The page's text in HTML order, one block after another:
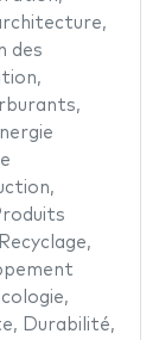
,
des
,
,
,
Recyclage,
,
, Durabilité,